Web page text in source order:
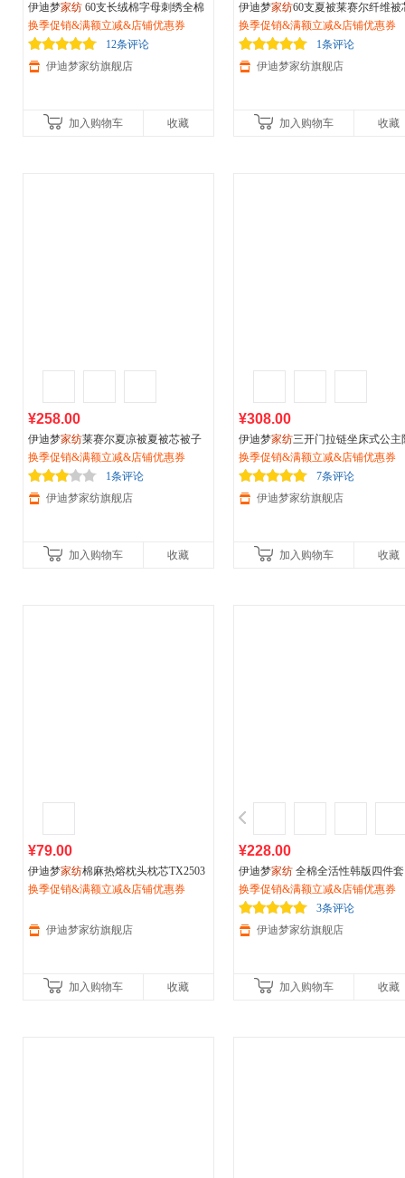
伊迪梦家纺 60支长绒棉字母刺绣全棉
单品被套被罩单件轻奢简约环保有机
活性纯棉舒适单人双人床LK601
换季促销&满额立减&店铺优惠券
12条评论
伊迪梦家纺旗舰店
加入购物车 收藏
伊迪梦家纺60支夏被莱赛尔纤维被
欧式可水洗空调被亲肤薄被单人双
被子镂空夏凉被MD266
换季促销&满额立减&店铺优惠券
1条评论
伊迪梦家纺旗舰店
加入购物车 收藏
¥258.00
伊迪梦家纺莱赛尔夏凉被夏被芯被子
天然清爽夏日印花被四件套单双人床L
N2412
换季促销&满额立减&店铺优惠券
1条评论
伊迪梦家纺旗舰店
加入购物车 收藏
¥308.00
伊迪梦家纺三开门拉链坐床式公主
摔蚊帐A类抗菌方顶加固支架单人
人床BD33
换季促销&满额立减&店铺优惠券
7条评论
伊迪梦家纺旗舰店
加入购物车 收藏
¥79.00
伊迪梦家纺棉麻热熔枕头枕芯TX2503
换季促销&满额立减&店铺优惠券
伊迪梦家纺旗舰店
加入购物车 收藏
¥228.00
伊迪梦家纺 全棉全活性韩版四件
主床裙床单床笠三种款式1.2/1.5/
0m米全部床型OK602
换季促销&满额立减&店铺优惠券
3条评论
伊迪梦家纺旗舰店
加入购物车 收藏